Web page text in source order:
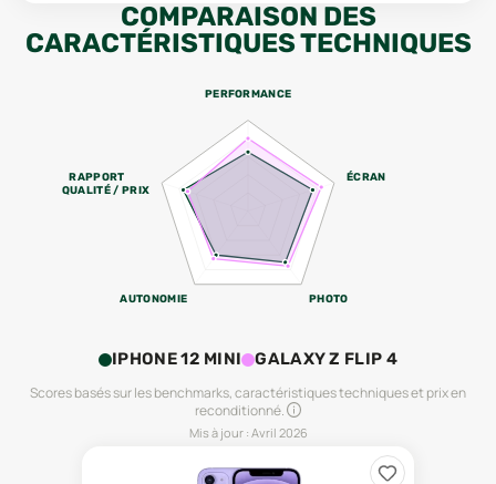
COMPARAISON DES
CARACTÉRISTIQUES TECHNIQUES
PERFORMANCE
ÉCRAN
PHOTO
AUTONOMIE
RAPPORT
QUALITÉ / PRIX
IPHONE 12 MINI GALAXY Z FLIP 4
Scores basés sur les benchmarks, caractéristiques techniques et prix en
reconditionné.
Mis à jour : Avril 2026